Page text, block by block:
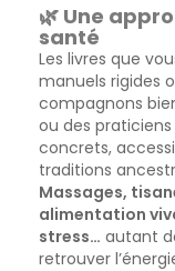
🌿 Une
santé
Les livres que
manuels rigides
compagnons
ou des
concrets,
traditions
Massages,
alimentation
stress… autant
retrouver